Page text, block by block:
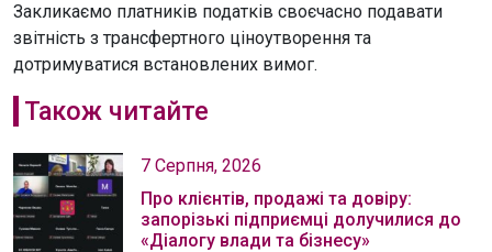
Закликаємо платників податків своєчасно подавати
звітність з трансфертного ціноутворення та
дотримуватися встановлених вимог.
Також читайте
7 Серпня, 2026
Про клієнтів, продажі та довіру:
запорізькі підприємці долучилися до
«Діалогу влади та бізнесу»